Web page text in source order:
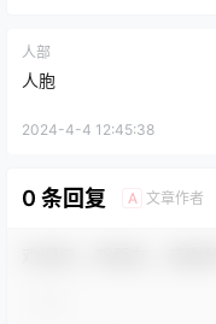
人部
人胞
2024-4-4 12:45:38
0 条回复 A 文章作者